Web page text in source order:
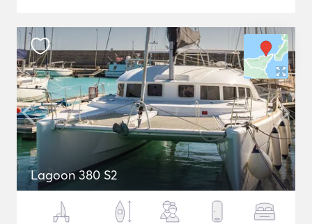
Lagoon 380 S2